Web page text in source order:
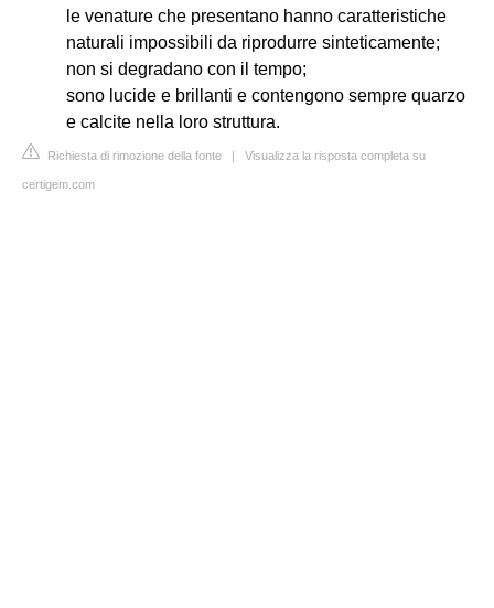
le venature che presentano hanno caratteristiche
naturali impossibili da riprodurre sinteticamente;
non si degradano con il tempo;
sono lucide e brillanti e contengono sempre quarzo
e calcite nella loro struttura.
Richiesta di rimozione della fonte | Visualizza la risposta completa su
certigem.com